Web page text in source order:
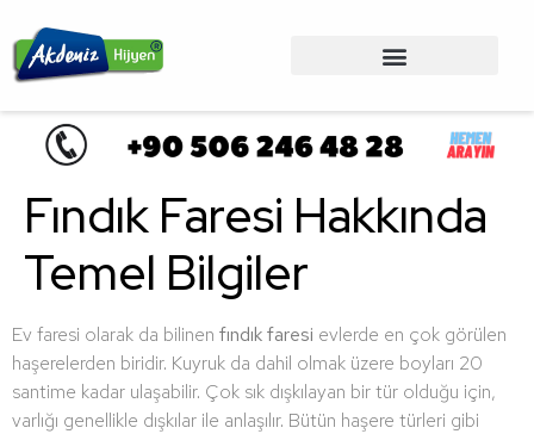
Fındık Faresi Hakkında
Temel Bilgiler
Ev faresi olarak da bilinen fındık faresi evlerde en çok görülen
haşerelerden biridir. Kuyruk da dahil olmak üzere boyları 20
santime kadar ulaşabilir. Çok sık dışkılayan bir tür olduğu için,
varlığı genellikle dışkılar ile anlaşılır. Bütün haşere türleri gibi